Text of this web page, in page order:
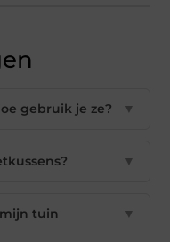
gebruik je ze? ▼
▼
tuin
▼